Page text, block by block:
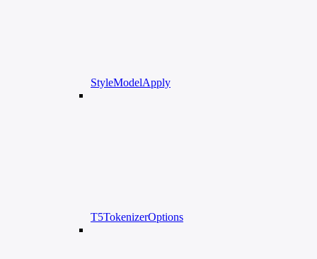
StyleModelApply
T5TokenizerOptions